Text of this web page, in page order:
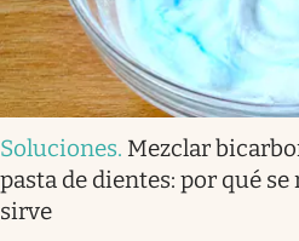
Soluciones. Mezclar
pasta de dientes: por qué
sirve